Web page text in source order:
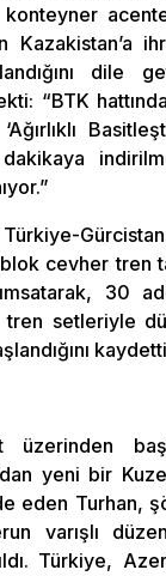
konteyner
dile
“BTK
cevher tren
30
tren setleriyle
yeni bir
eden Turhan,
varışlı
Türkiye,